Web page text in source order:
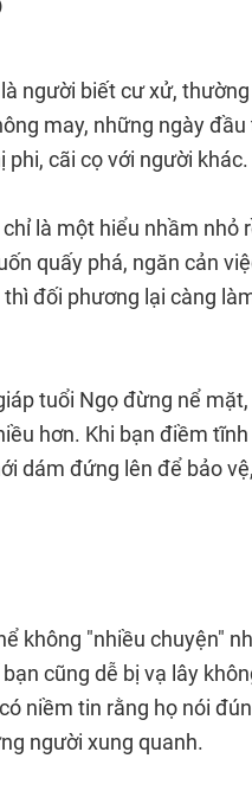
người biết cư xử,
may, những ngày
phi, cãi cọ với người khác.
là một hiểu nhầm nhỏ
quấy phá, ngăn cản
đối phương lại càng
tuổi Ngọ đừng nể
hơn. Khi bạn điềm
dám đứng lên để bảo
không "nhiều chuyện"
cũng dễ bị vạ lây
niềm tin rằng họ nói
người xung quanh.